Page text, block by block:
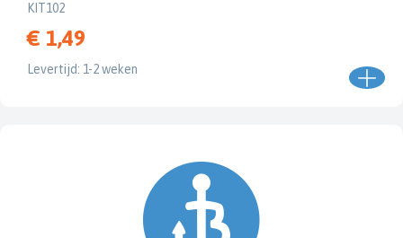
KIT102
€ 1,49
Levertijd: 1-2 weken